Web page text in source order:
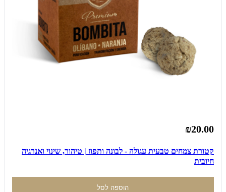
₪20.00
קטורת צמחים טבעית עגולה - לבונה ותפוז | טיהור, שינוי ואנרגיה
חיובית
הוספה לסל